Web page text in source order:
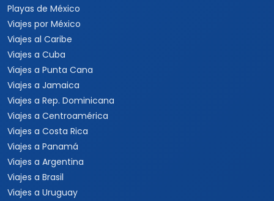
Viajes a Nueva York
Viajes a Las Vegas
Viajes a Orlando
Viajes a Hawaii
Viajes a Los Cabos
Viajes a Cancún
Viajes a Chiapas
Playas de México
Viajes por México
Viajes al Caribe
Viajes a Cuba
Viajes a Punta Cana
Viajes a Jamaica